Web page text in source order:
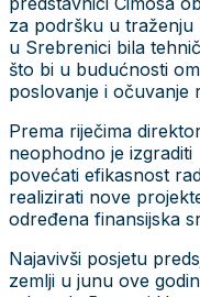
za podršku u traženju
u Srebrenici bila
što bi u budućnosti
poslovanje i očuvanje
Prema riječima
neophodno je
povećati efikasnost
realizirati nove
određena finansijska
Najavivši posjetu
zemlji u junu ove